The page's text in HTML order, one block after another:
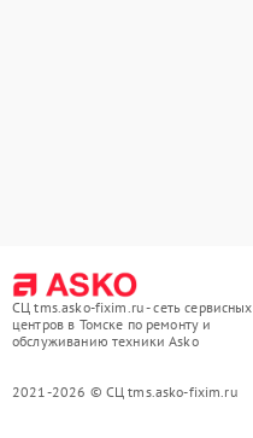
СЦ tms.asko-fixim.ru - сеть сервисных
центров в Томске по ремонту и
обслуживанию техники Asko
2021-2026 © СЦ tms.asko-fixim.ru